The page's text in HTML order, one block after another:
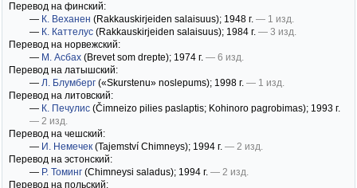
Перевод на финский:
— К. Веханен (Rakkauskirjeiden salaisuus); 1948 г. — 1 изд.
— К. Каттелус (Rakkauskirjeiden salaisuus); 1984 г. — 3 изд.
Перевод на норвежский:
— М. Асбах (Brevet som drepte); 1974 г. — 6 изд.
Перевод на латышский:
— Л. Блумберг («Skurstenu» noslepums); 1998 г. — 1 изд.
Перевод на литовский:
— К. Печулис (Čimneizo pilies paslaptis; Kohinoro pagrobimas); 1993 г.
— 2 изд.
Перевод на чешский:
— И. Немечек (Tajemství Chimneys); 1994 г. — 2 изд.
Перевод на эстонский:
— Р. Томинг (Chimneysi saladus); 1994 г. — 2 изд.
Перевод на польский: